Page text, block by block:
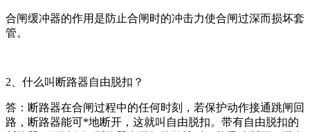
合闸缓冲器的作用是防止合闸时的冲击力使合闸过深而损坏套
管。
2、什么叫断路器自由脱扣？
答：断路器在合闸过程中的任何时刻，若保护动作接通跳闸回
路，断路器能可*地断开，这就叫自由脱扣。带有自由脱扣的